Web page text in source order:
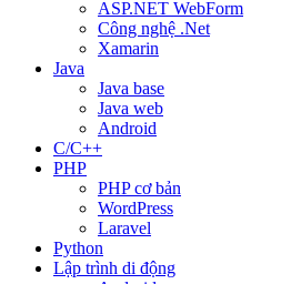
ASP.NET WebForm
Công nghệ .Net
Xamarin
Java
Java base
Java web
Android
C/C++
PHP
PHP cơ bản
WordPress
Laravel
Python
Lập trình di động